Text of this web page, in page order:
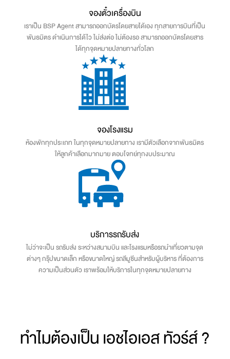
จองตั๋วเครื่องบิน
เราเป็น BSP Agent สามารถออกบัตรโดยสายได้เอง ทุกสายการบินที่เป็น
พันธมิตร ดำเนินการได้ไว ไม่ส่งต่อ ไม่ต้องรอ สามารถออกบัตรโดยสาร
ได้ทุกจุดหมายปลายทางทั่วโลก
จองโรงแรม
ห้องพักทุกประเภท ในทุกจุดหมายปลายทาง เรามีตัวเลือกจากพันธมิตร
ให้ลูกค้าเลือกมากมาย ตอบโจทย์ทุกงบประมาณ
บริการรถรับส่ง
ไม่ว่าจะเป็น รถรับส่ง ระหว่างสนามบิน และโรงแรมหรือรถนำเที่ยวตามจุด
ต่างๆ กรุ๊ปขนาดเล็ก หรือขนาดใหญ่ รถลีมูซีนสำหรับผู้บริหาร ที่ต้องการ
ความเป็นส่วนตัว เราพร้อมให้บริการในทุกจุดหมายปลายทาง
ทำไมต้องเป็น เอชไอเอส ทัวร์ส์ ?